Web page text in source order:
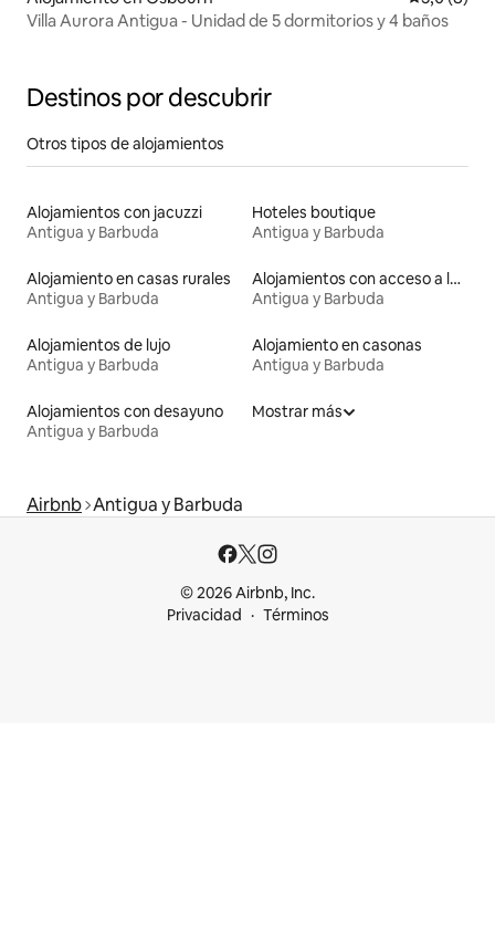
Villa Aurora Antigua - Unidad de 5 dormitorios y 4 baños
Destinos por descubrir
Otros tipos de alojamientos
Alojamientos con jacuzzi
Antigua y Barbuda
Hoteles boutique
Antigua y Barbuda
Alojamiento en casas rurales
Antigua y Barbuda
Alojamientos con acceso a la playa
Antigua y Barbuda
Alojamientos de lujo
Antigua y Barbuda
Alojamiento en casonas
Antigua y Barbuda
Alojamientos con desayuno
Antigua y Barbuda
Mostrar más
Airbnb Antigua y Barbuda
© 2026 Airbnb, Inc.
Privacidad
Términos